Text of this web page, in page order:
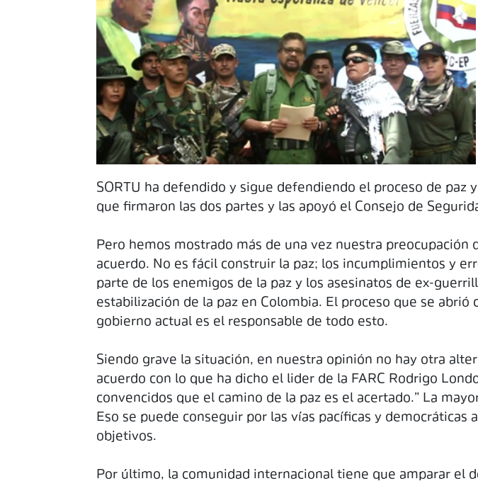
SORTU ha defendido y sigue defendiendo el proceso de paz
que firmaron las dos partes y las apoyó el Consejo de
Pero hemos mostrado más de una vez nuestra preocupación
acuerdo. No es fácil construir la paz; los incumplimientos y
parte de los enemigos de la paz y los asesinatos de ex-
estabilización de la paz en Colombia. El proceso que se
gobierno actual es el responsable de todo esto.
Siendo grave la situación, en nuestra opinión no hay otra
acuerdo con lo que ha dicho el lider de la FARC Rodrigo
convencidos que el camino de la paz es el acertado.” La
Eso se puede conseguir por las vías pacíficas y
objetivos.
Por último, la comunidad internacional tiene que amparar el